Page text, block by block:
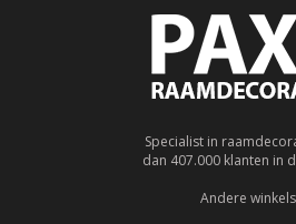
Specialist in
dan 407.000 klanten in
Andere